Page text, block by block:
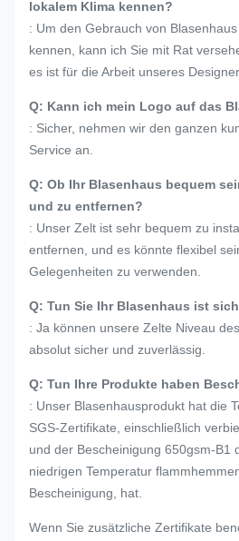
lokalem Klima kennen?
: Um den Gebrauch von
kennen, kann ich Sie mit Rat
es ist für die Arbeit unseres
Q: Kann ich mein Logo auf das
: Sicher, nehmen wir den ganzen
Service an.
Q: Ob Ihr Blasenhaus bequem
und zu entfernen?
: Unser Zelt ist sehr bequem zu
entfernen, und es könnte flexibel
Gelegenheiten zu verwenden.
Q: Tun Sie Ihr Blasenhaus ist
: Ja können unsere Zelte Niveau
absolut sicher und zuverlässig.
Q: Tun Ihre Produkte haben
: Unser Blasenhausprodukt hat die
SGS-Zertifikate, einschließlich
und der Bescheinigung 650gsm-B1
niedrigen Temperatur
Bescheinigung, hat.
Wenn Sie zusätzliche Zertifikate